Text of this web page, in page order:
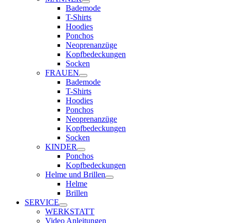
Bademode
T-Shirts
Hoodies
Ponchos
Neoprenanzüge
Kopfbedeckungen
Socken
FRAUEN
Bademode
T-Shirts
Hoodies
Ponchos
Neoprenanzüge
Kopfbedeckungen
Socken
KINDER
Ponchos
Kopfbedeckungen
Helme und Brillen
Helme
Brillen
SERVICE
WERKSTATT
Video Anleitungen